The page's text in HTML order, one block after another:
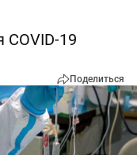
19
Поделиться